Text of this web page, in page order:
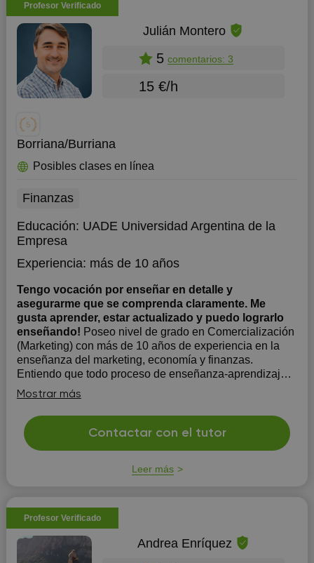
Profesor Verificado
Julián Montero
5 comentarios: 3
15 €/h
Borriana/Burriana
Posibles clases en línea
Finanzas
Educación: UADE Universidad Argentina de la
Empresa
Experiencia: más de 10 años
Tengo vocación por enseñar en detalle y
asegurarme que se comprenda claramente. Me
gusta aprender, estar actualizado y puedo lograrlo
enseñando! Poseo nivel de grado en Comercialización
(Marketing) con más de 10 años de experiencia en la
enseñanza del marketing, economía y finanzas.
Entiendo que todo proceso de enseñanza-aprendizaje
el estudiante es él protagonista. En mi rol de profesor
me esfuerzo por ofrecer la mejor guía, el mejor mater...
Mostrar más
Contactar con el tutor
Leer más
Profesor Verificado
Andrea Enríquez